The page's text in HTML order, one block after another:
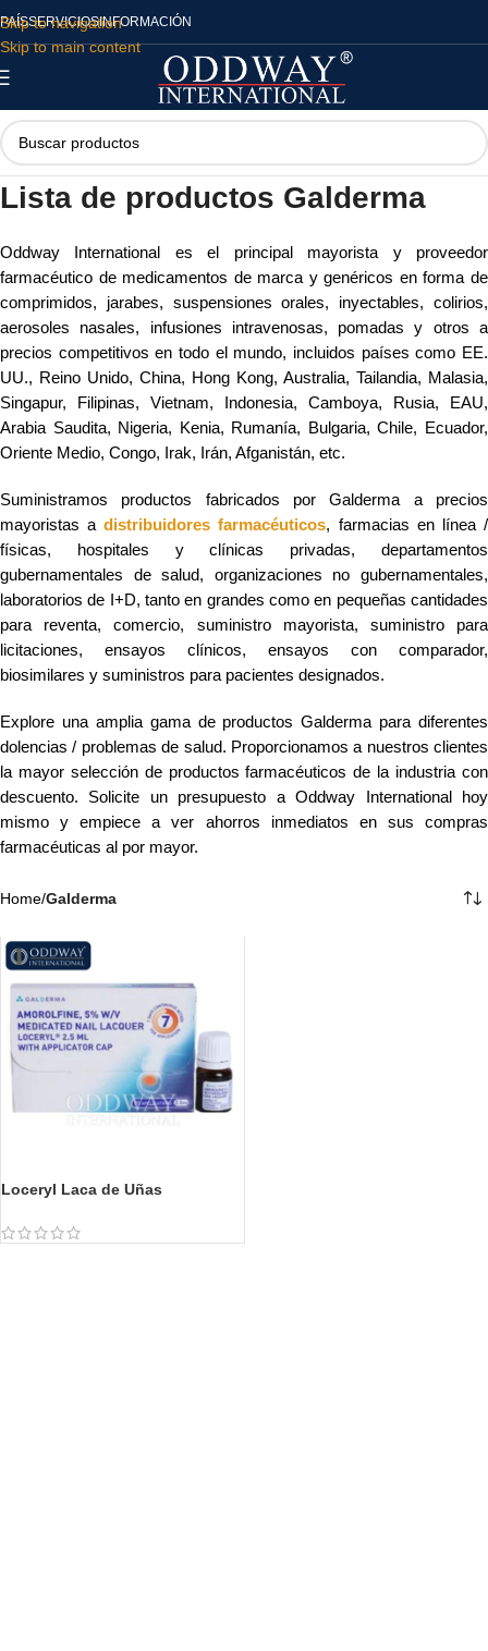
Skip to navigation
Skip to main content
PAÍSSERVICIOSINFORMACIÓN
Lista de productos Galderma
Oddway International es el principal mayorista y proveedor
farmacéutico de medicamentos de marca y genéricos en forma de
comprimidos, jarabes, suspensiones orales, inyectables, colirios,
aerosoles nasales, infusiones intravenosas, pomadas y otros a
precios competitivos en todo el mundo, incluidos países como EE.
UU., Reino Unido, China, Hong Kong, Australia, Tailandia, Malasia,
Singapur, Filipinas, Vietnam, Indonesia, Camboya, Rusia, EAU,
Arabia Saudita, Nigeria, Kenia, Rumanía, Bulgaria, Chile, Ecuador,
Oriente Medio, Congo, Irak, Irán, Afganistán, etc.
Suministramos productos fabricados por Galderma a precios
mayoristas adistribuidores farmacéuticos, farmacias en línea /
físicas, hospitales y clínicas privadas, departamentos
gubernamentales de salud, organizaciones no gubernamentales,
laboratorios de I+D, tanto en grandes como en pequeñas cantidades
para reventa, comercio, suministro mayorista, suministro para
licitaciones, ensayos clínicos, ensayos con comparador,
biosimilares y suministros para pacientes designados.
Explore una amplia gama de productos Galderma para diferentes
dolencias / problemas de salud. Proporcionamos a nuestros clientes
la mayor selección de productos farmacéuticos de la industria con
descuento. Solicite un presupuesto a Oddway International hoy
mismo y empiece a ver ahorros inmediatos en sus compras
farmacéuticas al por mayor.
Home/Galderma
Loceryl Laca de Uñas